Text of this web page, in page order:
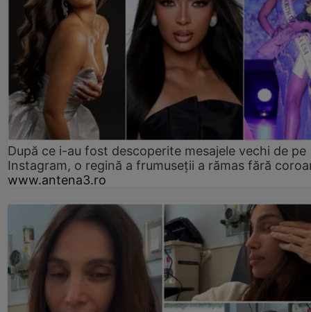
După ce i-au fost descoperite mesajele vechi de pe
Instagram, o regină a frumuseții a rămas fără
www.antena3.ro